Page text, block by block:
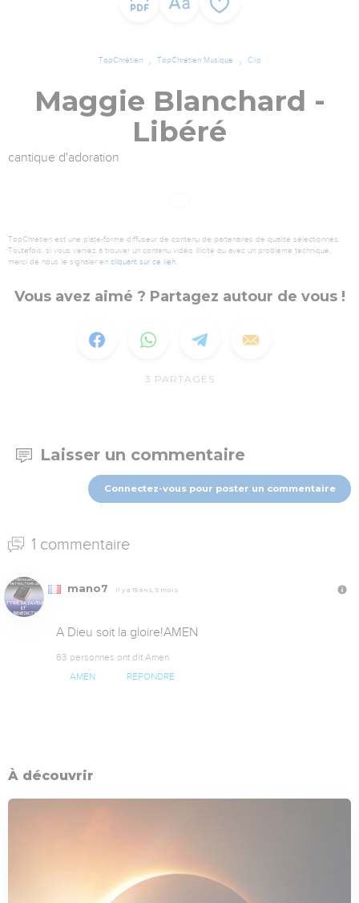
TopChrétien TopChrétien Musique Clip
Maggie Blanchard -
Libéré
cantique d'adoration
TopChrétien est une plate-forme diffuseur de contenu de partenaires de qualité sélectionnés.
Toutefois, si vous veniez à trouver un contenu vidéo illicite ou avec un problème technique,
merci de nous le signaler en cliquant sur ce lien.
Vous avez aimé ? Partagez autour de vous !
3 PARTAGES
Laisser un commentaire
Connectez-vous pour poster un commentaire
1 commentaire
mano7 Il y a 15 ans, 5 mois
A Dieu soit la gloire!AMEN
63 personnes ont dit Amen
AMEN RÉPONDRE
À découvrir